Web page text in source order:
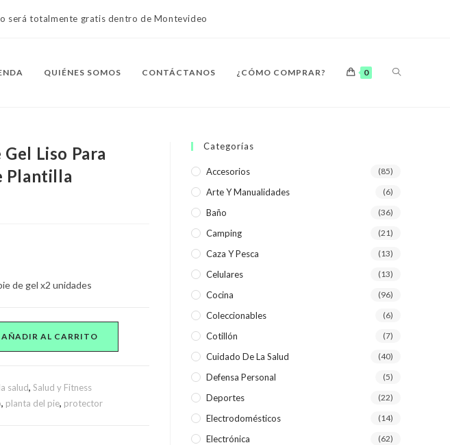
será totalmente gratis dentro de Montevideo
QUIÉNES SOMOS CONTÁCTANOS ¿CÓMO COMPRAR? 0 ALTERNAR
DE
LA
Liso Para
Plantilla
de gel x2 unidades
AÑADIR AL CARRITO
salud,Salud y Fitness
, planta del pie, protector
Categorías
Accesorios (85)
Arte Y Manualidades (6)
Baño (36)
Camping (21)
Caza Y Pesca (13)
Celulares (13)
Cocina (96)
Coleccionables (6)
Cotillón (7)
Cuidado De La Salud (40)
Defensa Personal (5)
Deportes (22)
Electrodomésticos (14)
Electrónica (62)